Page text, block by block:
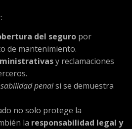
del seguropor
de mantenimiento.
y reclamaciones
penalsi se demuestra
no solo protege la
la responsabilidad legal y